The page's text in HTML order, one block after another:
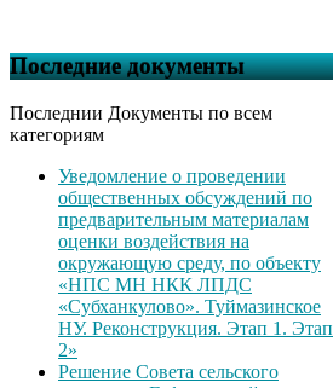
Последние документы
Последнии Документы по всем
категориям
Уведомление о проведении
общественных обсуждений по
предварительным материалам
оценки воздействия на
окружающую среду, по объекту
«НПС МН НКК ЛПДС
«Субханкулово». Туймазинское
НУ. Реконструкция. Этап 1. Этап
2»
Решение Совета сельского